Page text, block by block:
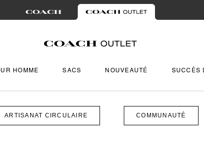
HOMME SACS NOUVEAUTÉ SUCCÈS
ARTISANAT CIRCULAIRE COMMUNAUTÉ